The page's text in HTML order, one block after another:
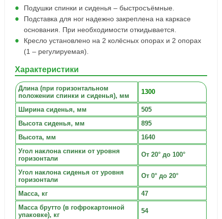
Подушки спинки и сиденья – быстросъёмные.
Подставка для ног надежно закреплена на каркасе
основания. При необходимости откидывается.
Кресло установлено на 2 колёсных опорах и 2 опорах
(1 – регулируемая).
Характеристики
Длина (при горизонтальном
положении спинки и сиденья), мм
1300
Ширина сиденья, мм
505
Высота сиденья, мм
895
Высота, мм
1640
Угол наклона спинки от уровня
горизонтали
От 20° до 100°
Угол наклона сиденья от уровня
горизонтали
От 0° до 20°
Масса, кг
47
Масса брутто (в гофрокартонной
упаковке), кг
54